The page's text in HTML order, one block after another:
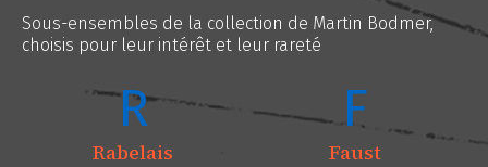
Sous-ensembles de la collection de Martin Bodmer,
choisis pour leur intérêt et leur rareté
R
Rabelais
F
Faust